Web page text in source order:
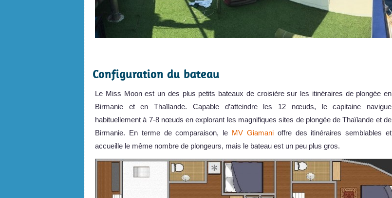
Configuration du bateau
Le Miss Moon est un des plus petits bateaux de croisière sur les itinéraires de plongée en
Birmanie et en Thaïlande. Capable d’atteindre les 12 nœuds, le capitaine navigue
habituellement à 7-8 nœuds en explorant les magnifiques sites de plongée de Thaïlande et de
Birmanie. En terme de comparaison, le MV Giamanioffre des itinéraires semblables et
accueille le même nombre de plongeurs, mais le bateau est un peu plus gros.